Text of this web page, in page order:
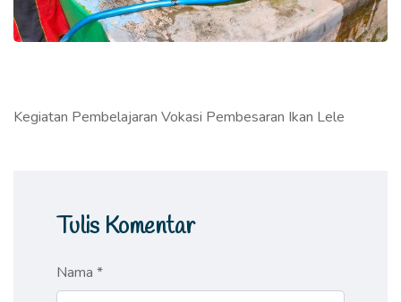
Kegiatan Pembelajaran Vokasi Pembesaran Ikan Lele
Tulis Komentar
Nama *